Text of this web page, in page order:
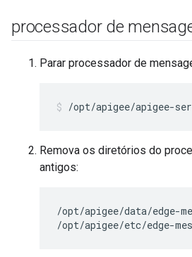
processador de
Parar processador de
/opt/apigee/apigee-
Remova os diretórios do
antigos:
/opt/apigee/data/edge-
/opt/apigee/etc/edge-